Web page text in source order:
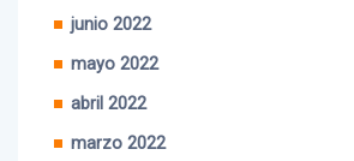
junio 2022
mayo 2022
abril 2022
marzo 2022